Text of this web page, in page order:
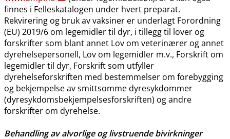
finnes i Felleskatalogen under hvert preparat.
Rekvirering og bruk av vaksiner er underlagt Forordning
(EU) 2019/6 om legemidler til dyr, i tillegg til lover og
forskrifter som blant annet Lov om veterinærer og annet
dyrehelsepersonell, Lov om legemidler m.v., Forskrift om
legemidler til dyr, Forskrift som utfyller
dyrehelseforskriften med bestemmelser om forebygging
og bekjempelse av smittsomme dyresykdommer
(dyresykdomsbekjempelsesforskriften) og andre
forskrifter om dyrehelse.
Behandling av alvorlige og livstruende bivirkninger